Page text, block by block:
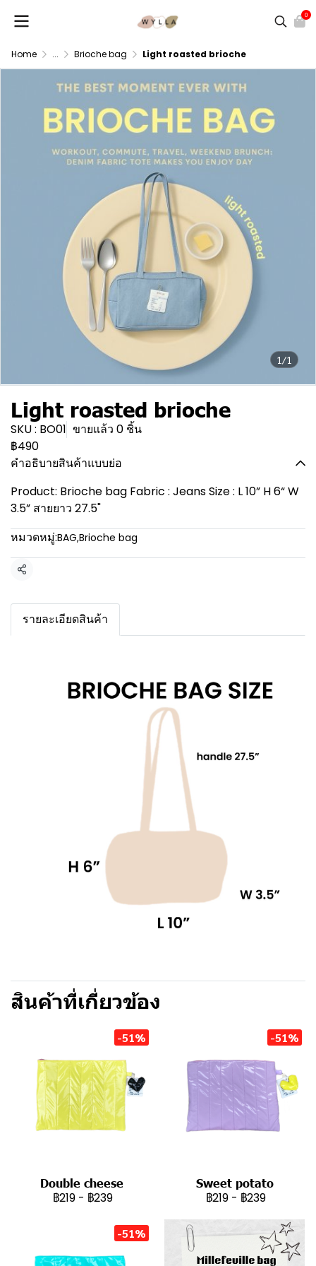
0
Home ... Brioche bag Light roasted brioche
1/1
Light roasted brioche
SKU : BO01 ขายแล้ว 0 ชิ้น
฿490
คำอธิบายสินค้าแบบย่อ
Product: Brioche bag Fabric : Jeans Size : L 10” H 6“ W
3.5” สายยาว 27.5"
หมวดหมู่:BAG,Brioche bag
แชร์
รายละเอียดสินค้า
สินค้าที่เกี่ยวข้อง
-51%
Double cheese
฿219 - ฿239
-51%
Sweet potato
฿219 - ฿239
-51%